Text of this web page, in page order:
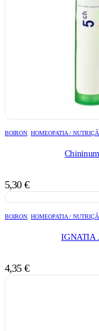
BOIRON HOMEOPATIA /
5,30 €
BOIRON HOMEOPATIA /
IGNATIA
4,35 €